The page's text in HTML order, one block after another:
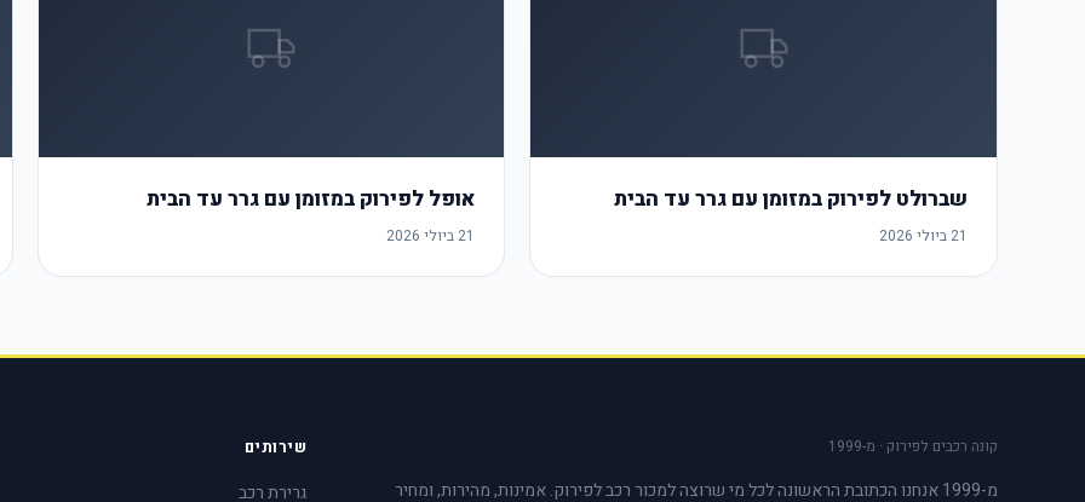
שברולט לפירוק במזומן עם גרר עד הבית
21 ביולי 2026
אופל לפירוק במזומן עם גרר עד הבית
21 ביולי 2026
קונה רכבים לפירוק · מ-1999
מ-1999 אנחנו הכתובת הראשונה לכל מי שרוצה למכור רכב לפירוק. אמינות, מהירות, ומחיר
שירותים
גרירת רכב